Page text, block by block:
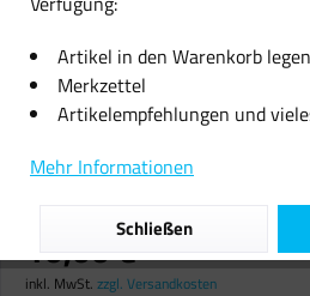
Pharmavoyage Bio
universal
Camping
10,00 € *
inkl. MwSt. zzgl. Versandkosten
Artikel in den Warenkorb legen
Merkzettel
Artikelempfehlungen und
Mehr Informationen
Schließen